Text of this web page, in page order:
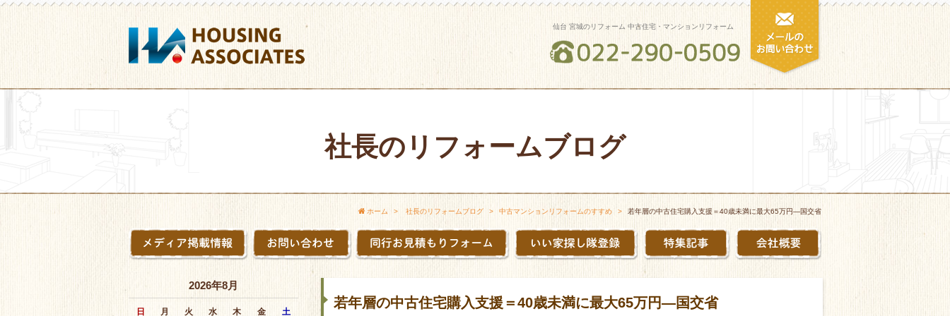
仙台 宮城のリフォーム 中古住宅・マンションリフォーム
ホーム 社長のリフォームブログ 中古マンションリフォームのすすめ 若年層の中古住宅購入支援＝40歳未満に最大65万円―国交省
社長のリフォームブログ
若年層の中古住宅購入支援＝40歳未満に最大65万円―国交省
2026年8月
日 月 火 水 木 金 土